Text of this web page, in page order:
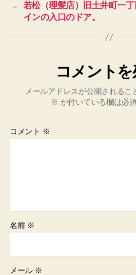
→
若松（理髪店）旧土井町一
インの入口のドア。
コメント
メールアドレスが公開されるこ
※ が付いている欄は必
コメント ※
名前 ※
メール ※